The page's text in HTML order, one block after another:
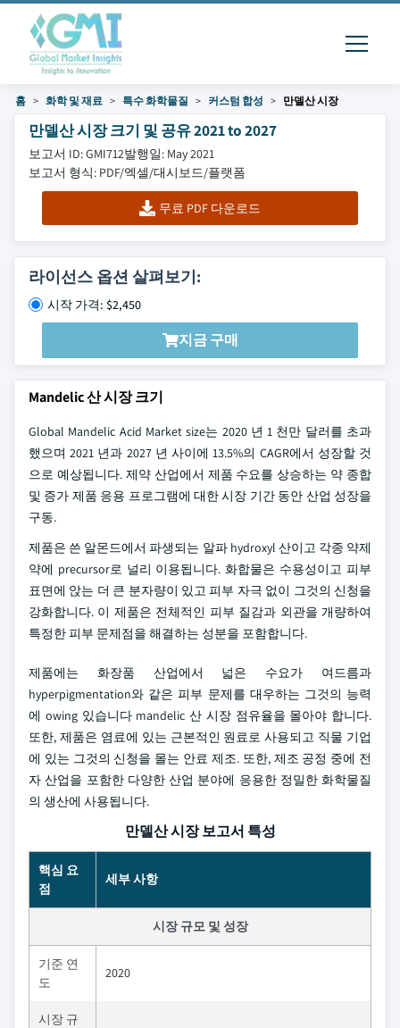
홈 화학 및 재료 특수 화학물질 커스텀 합성 만델산 시장
만델산 시장 크기 및 공유 2021 to 2027
보고서 ID: GMI712발행일: May 2021
보고서 형식: PDF/엑셀/대시보드/플랫폼
무료 PDF 다운로드
라이선스 옵션 살펴보기:
시작 가격: $2,450
지금 구매
Mandelic 산 시장 크기
Global Mandelic Acid Market size는 2020 년 1 천만 달러를 초과
했으며 2021 년과 2027 년 사이에 13.5%의 CAGR에서 성장할 것
으로 예상됩니다. 제약 산업에서 제품 수요를 상승하는 약 종합
및 증가 제품 응용 프로그램에 대한 시장 기간 동안 산업 성장을
구동.
제품은 쓴 알몬드에서 파생되는 알파 hydroxyl 산이고 각종 약제
약에 precursor로 널리 이용됩니다. 화합물은 수용성이고 피부
표면에 앉는 더 큰 분자량이 있고 피부 자극 없이 그것의 신청을
강화합니다. 이 제품은 전체적인 피부 질감과 외관을 개량하여
특정한 피부 문제점을 해결하는 성분을 포함합니다.
제품에는 화장품 산업에서 넓은 수요가 여드름과
hyperpigmentation와 같은 피부 문제를 대우하는 그것의 능력
에 owing 있습니다 mandelic 산 시장 점유율을 몰아야 합니다.
또한, 제품은 염료에 있는 근본적인 원료로 사용되고 직물 기업
에 있는 그것의 신청을 몰는 안료 제조. 또한, 제조 공정 중에 전
자 산업을 포함한 다양한 산업 분야에 응용한 정밀한 화학물질
의 생산에 사용됩니다.
만델산 시장 보고서 특성
핵심 요
점
세부 사항
시장 규모 및 성장
기준 연
도
2020
시장 규